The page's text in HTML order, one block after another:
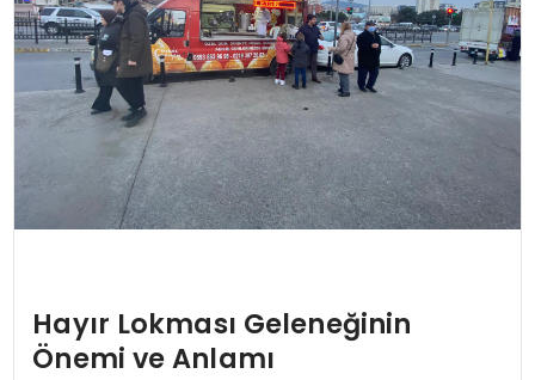
Hayır Lokması Geleneğinin
Önemi ve Anlamı